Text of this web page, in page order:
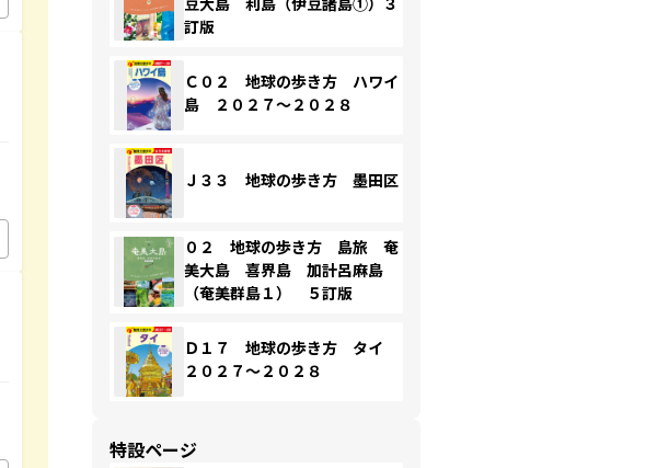
訂版
Ｃ０２ 地球の歩き方 ハワイ
島 ２０２７～２０２８
Ｊ３３ 地球の歩き方 墨田区
０２ 地球の歩き方 島旅 奄
美大島 喜界島 加計呂麻島
（奄美群島１） ５訂版
Ｄ１７ 地球の歩き方 タイ
２０２７～２０２８
特設ページ